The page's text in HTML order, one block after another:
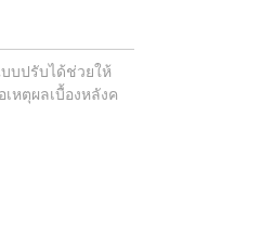
บปรับได้ช่วยให้
หตุผลเบื้องหลังค